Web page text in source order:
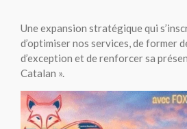
Une expansion stratégique qui
d’optimiser nos services, de former
d’exception et de renforcer sa
Catalan ».